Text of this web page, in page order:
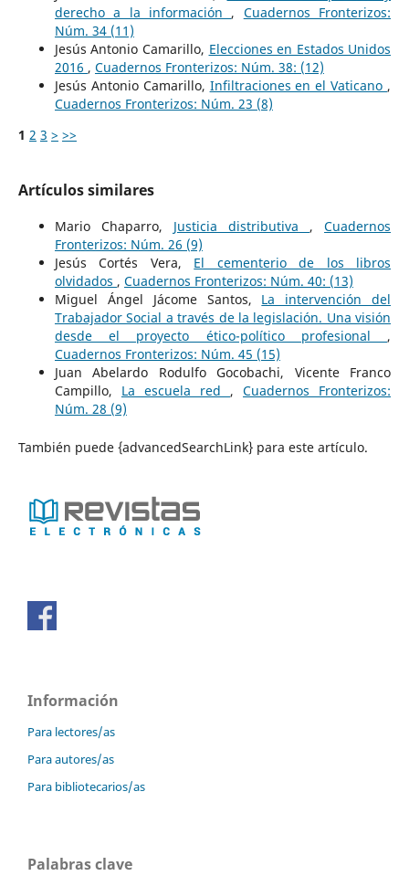
derecho a la información , Cuadernos Fronterizos:
Núm. 34 (11)
Jesús Antonio Camarillo, Elecciones en Estados Unidos
2016 , Cuadernos Fronterizos: Núm. 38: (12)
Jesús Antonio Camarillo, Infiltraciones en el Vaticano ,
Cuadernos Fronterizos: Núm. 23 (8)
1 2 3 > >>
Artículos similares
Mario Chaparro, Justicia distributiva ,Cuadernos
Fronterizos: Núm. 26 (9)
Jesús Cortés Vera, El cementerio de los libros
olvidados , Cuadernos Fronterizos: Núm. 40: (13)
Miguel Ángel Jácome Santos, La intervención del
Trabajador Social a través de la legislación. Una visión
desde el proyecto ético-político profesional ,
Cuadernos Fronterizos: Núm. 45 (15)
Juan Abelardo Rodulfo Gocobachi, Vicente Franco
Campillo, La escuela red ,Cuadernos Fronterizos:
Núm. 28 (9)
También puede {advancedSearchLink} para este artículo.
Información
Para lectores/as
Para autores/as
Para bibliotecarios/as
Palabras clave